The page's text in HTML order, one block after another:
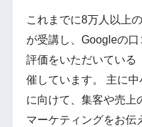
これまでに8万人以上
が受講し、Googleの
評価をいただいている
催しています。 主に
に向けて、集客や売上
マーケティングをお伝